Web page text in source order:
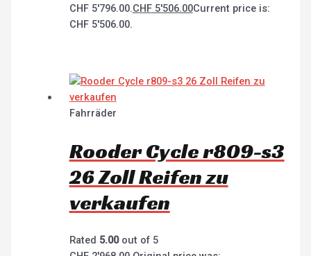
CHF 5'796.00.CHF5'506.00Current price is:
CHF 5'506.00.
Fahrräder
Rooder Cycle r809-s3
26 Zoll Reifen zu
verkaufen
Rated 5.00out of 5